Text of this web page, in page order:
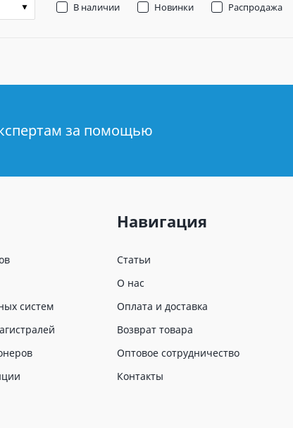
В наличии Новинки Распродажа
за помощью
систем
Навигация
Статьи
О нас
Оплата и доставка
Возврат товара
Оптовое сотрудничество
Контакты